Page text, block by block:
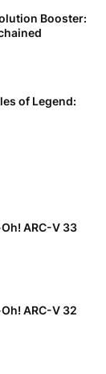
Booster:
of Legend:
ARC-V 33
ARC-V 32